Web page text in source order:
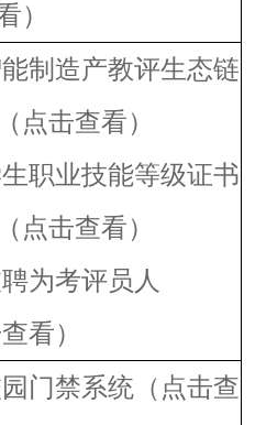
）
制造产教评生态链
（点击查看）
职业技能等级证书
（点击查看）
为考评员人
看）
门禁系统 （点击查